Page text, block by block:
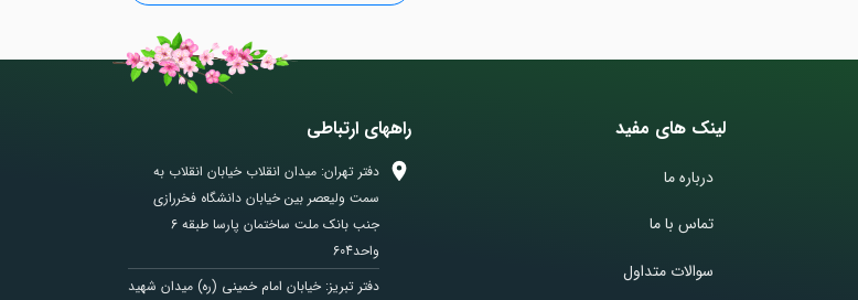
لینک های مفید
درباره ما
تماس با ما
سوالات متداول
راههای ارتباطی
دفتر تهران: میدان انقلاب خیابان انقلاب به
سمت ولیعصر بین خیابان دانشگاه فخررازی
جنب بانک ملت ساختمان پارسا طبقه 6
واحد604
دفتر تبریز: خیابان امام خمینی (ره) میدان شهید